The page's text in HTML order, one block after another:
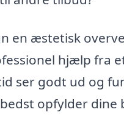
en æstetisk
hjælp fra
ser godt ud og
opfylder dine